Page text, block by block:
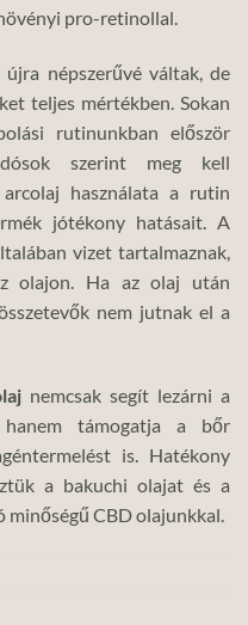
pro-retinollal.
népszerűvé váltak, de
teljes mértékben. Sokan
rutinunkban először
szerint meg kell
használata a rutin
jótékony hatásait. A
vizet tartalmaznak,
olajon. Ha az olaj után
nem jutnak el a
nemcsak segít lezárni a
támogatja a bőr
is. Hatékony
a bakuchi olajat és a
CBD olajunkkal.